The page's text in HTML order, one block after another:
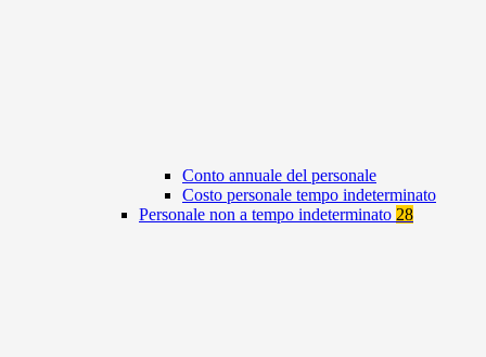
Conto annuale del personale
Costo personale tempo indeterminato
Personale non a tempo indeterminato 28